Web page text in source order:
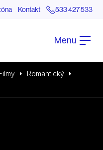
Kontakt 533 427 533
Menu
Romantický